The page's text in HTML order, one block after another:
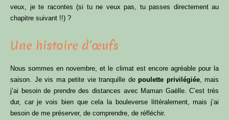
veux, je te racontes (si tu ne veux pas, tu passes directement au
chapitre suivant !!) ?
Une histoire d’œufs
Nous sommes en novembre, et le climat est encore agréable pour la
saison. Je vis ma petite vie tranquille de poulette privilégiée, mais
j’ai besoin de prendre des distances avec Maman Gaëlle. C’est très
dur, car je vois bien que cela la bouleverse littéralement, mais j’ai
besoin de me préserver, de comprendre, de réfléchir.